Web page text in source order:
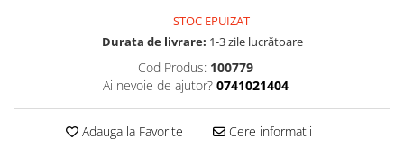
STOC EPUIZAT
Durata de livrare: 1-3 zile lucrătoare
Cod Produs: 100779
Ai nevoie de ajutor? 0741021404
Adauga la Favorite Cere informatii